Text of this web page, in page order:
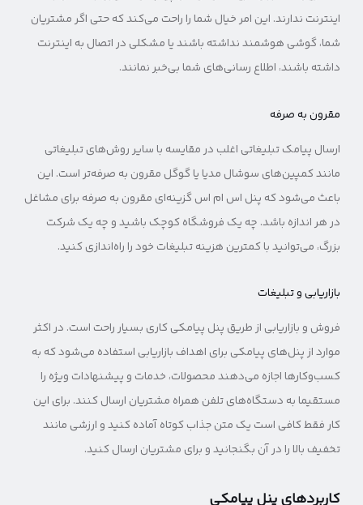
اینترنت ندارند. این امر خیال شما را راحت می‌کند که حتی اگر مشتریان
شما، گوشی هوشمند نداشته باشند یا مشکلی در اتصال به اینترنت
داشته باشند، اطلاع رسانی‌های شما بی‌خبر نمانند.
مقرون به صرفه
ارسال پیامک تبلیغاتی اغلب در مقایسه با سایر روش‌های تبلیغاتی
مانند کمپین‌های سوشال مدیا یا گوگل مقرون به صرفه‌تر است. این
باعث می‌شود که پنل اس ام اس گزینه‌ای مقرون به صرفه برای مشاغل
در هر اندازه باشد. چه یک فروشگاه کوچک باشید و چه یک شرکت
بزرگ، می‌توانید با کمترین هزینه تبلیغات خود را راه‌اندازی کنید.
بازاریابی و تبلیغات
فروش و بازاریابی از طریق پنل پیامکی کاری بسیار راحت است. در اکثر
موارد از پنل‌های پیامکی برای اهداف بازاریابی استفاده می‌شود که به
کسب‌و‌کارها اجازه می‌دهند محصولات، خدمات و پیشنهادات ویژه را
مستقیما به دستگاه‌های تلفن همراه مشتریان ارسال کنند. برای این
کار فقط کافی است یک متن جذاب کوتاه آماده کنید و ارزشی مانند
تخفیف بالا را در آن بگنجانید و برای مشتریان ارسال کنید.
کاربردهای پنل پیامکی